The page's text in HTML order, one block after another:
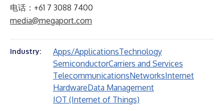
电话：+61 7 3088 7400
media@megaport.com
Industry: Apps/ApplicationsTechnology
SemiconductorCarriers and Services
TelecommunicationsNetworksInternet
HardwareData Management
IOT (Internet of Things)